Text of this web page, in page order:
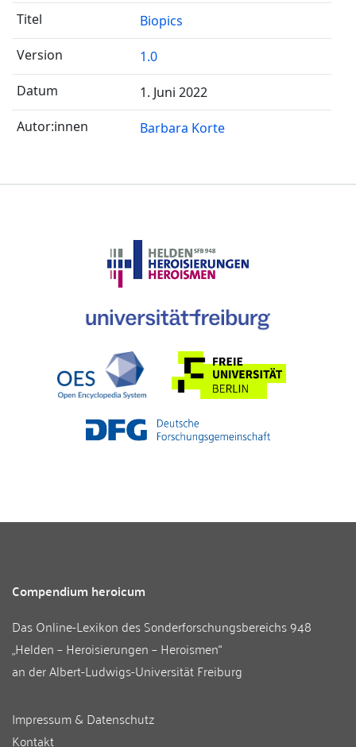
Biopics
1.0
1. Juni 2022
Barbara Korte
Compendium heroicum
Das Online-Lexikon desSonderforschungsbereichs 948
„Helden – Heroisierungen – Heroismen“
an derAlbert-Ludwigs-Universität Freiburg
Impressum & Datenschutz
Kontakt